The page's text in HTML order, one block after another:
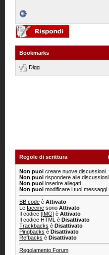
Bookmarks
Digg
Regole di scrittura
Non puoi creare nuove discussioni
Non puoi rispondere alle discussioni
Non puoi inserire allegati
Non puoi modificare i tuoi messaggi
BB code è Attivato
Le faccine sono Attivato
Il codice [IMG] è Attivato
Il codice HTML è Disattivato
Trackbacks è Disattivato
Pingbacks è Disattivato
Refbacks è Disattivato
Regolamento Forum